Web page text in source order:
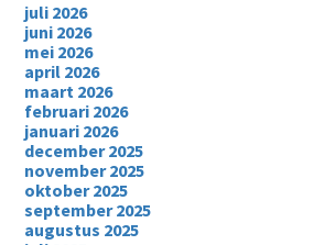
juli 2026
juni 2026
mei 2026
april 2026
maart 2026
februari 2026
januari 2026
december 2025
november 2025
oktober 2025
september 2025
augustus 2025